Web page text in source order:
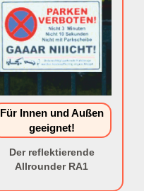
Für Innen und Außen
geeignet!
Der reflektierende
Allrounder RA1